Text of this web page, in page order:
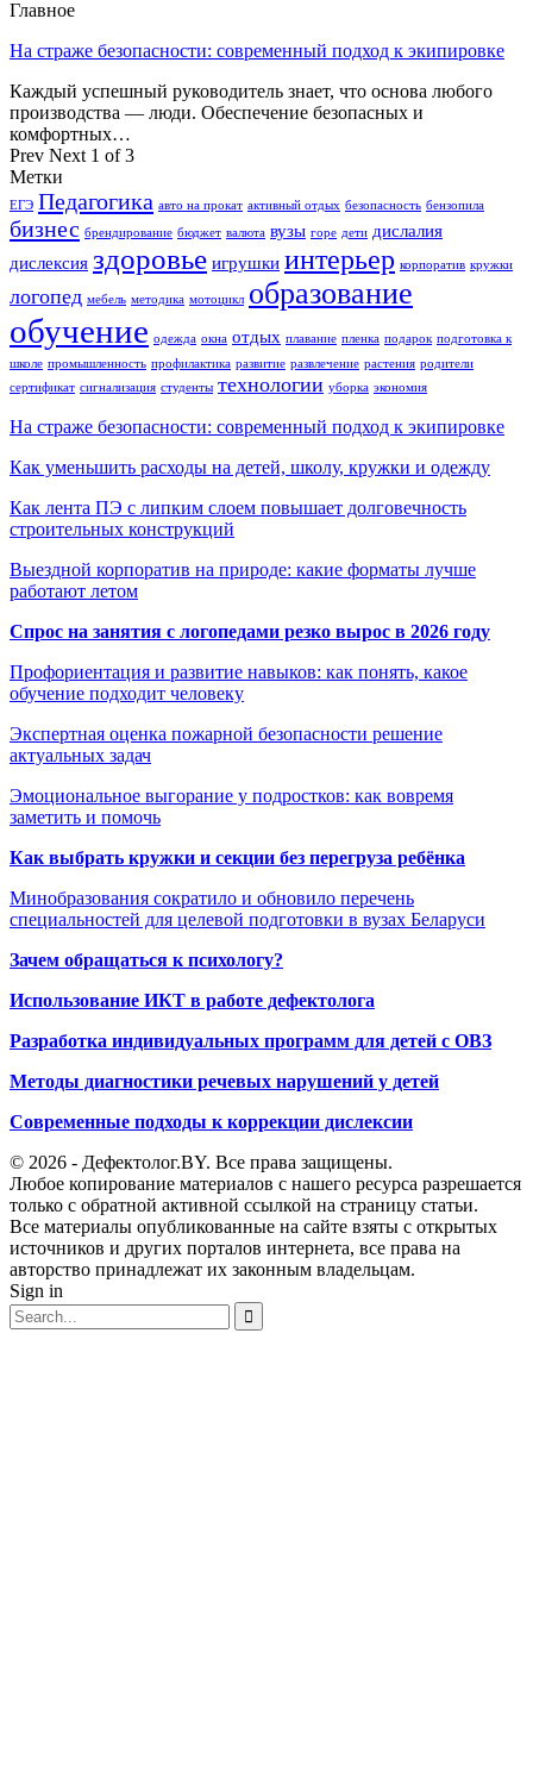
Главное
На страже безопасности: современный подход к экипировке
Каждый успешный руководитель знает, что основа любого
производства — люди. Обеспечение безопасных и
комфортных…
Prev Next 1 of 3
Метки
ЕГЭ Педагогика авто на прокат активный отдых безопасность бензопила
бизнес брендирование бюджет валюта вузы горе дети дислалия
дислексия здоровье игрушки интерьер корпоратив кружки
логопед мебель методика мотоцикл образование
обучение одежда окна отдых плавание пленка подарок подготовка к
школе промышленность профилактика развитие развлечение растения родители
сертификат сигнализация студенты технологии уборка экономия
На страже безопасности: современный подход к экипировке
Как уменьшить расходы на детей, школу, кружки и одежду
Как лента ПЭ с липким слоем повышает долговечность
строительных конструкций
Выездной корпоратив на природе: какие форматы лучше
работают летом
Спрос на занятия с логопедами резко вырос в 2026 году
Профориентация и развитие навыков: как понять, какое
обучение подходит человеку
Экспертная оценка пожарной безопасности решение
актуальных задач
Эмоциональное выгорание у подростков: как вовремя
заметить и помочь
Как выбрать кружки и секции без перегруза ребёнка
Минобразования сократило и обновило перечень
специальностей для целевой подготовки в вузах Беларуси
Зачем обращаться к психологу?
Использование ИКТ в работе дефектолога
Разработка индивидуальных программ для детей с ОВЗ
Методы диагностики речевых нарушений у детей
Современные подходы к коррекции дислексии
© 2026 - Дефектолог.BY. Все права защищены.
Любое копирование материалов с нашего ресурса разрешается
только с обратной активной ссылкой на страницу статьи.
Все материалы опубликованные на сайте взяты с открытых
источников и других порталов интернета, все права на
авторство принадлежат их законным владельцам.
Sign in